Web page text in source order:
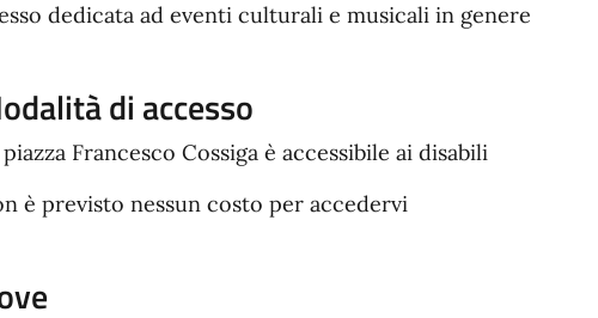
dedicata ad eventi culturali e musicali in genere
di accesso
piazza Francesco Cossiga è accessibile ai disabili
è previsto nessun costo per accedervi